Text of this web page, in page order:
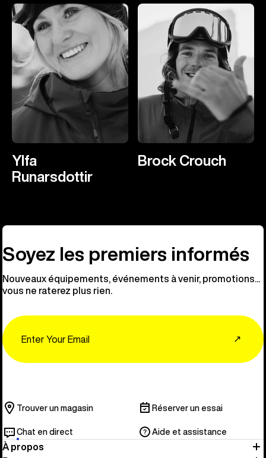
Ylfa
Runarsdottir
Brock Crouch
Soyez les premiers informés
Nouveaux équipements, événements à venir, promotions...
vous ne raterez plus rien.
↗
Trouver un magasin Réserver un essai
Chat en direct Aide et assistance
À propos